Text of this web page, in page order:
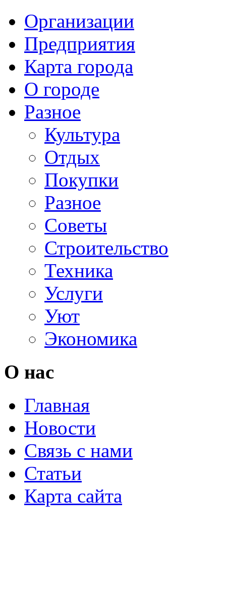
Организации
Предприятия
Карта города
О городе
Разное
Культура
Отдых
Покупки
Разное
Советы
Строительство
Техника
Услуги
Уют
Экономика
О нас
Главная
Новости
Связь с нами
Статьи
Карта сайта